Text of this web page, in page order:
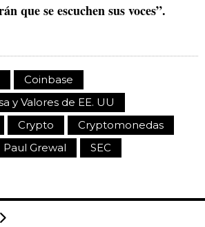
que se escuchen sus voces”.
Coinbase
y Valores de EE. UU
Crypto
Cryptomonedas
Paul Grewal SEC